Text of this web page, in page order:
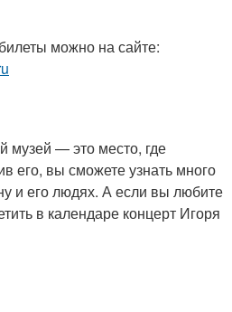
можно на сайте:
музей — это место, где
его, вы сможете узнать много
и его людях. А если вы любите
в календаре концерт Игоря